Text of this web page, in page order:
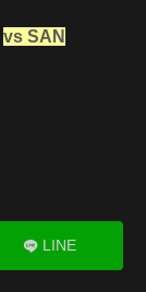
vs SAN
LINE